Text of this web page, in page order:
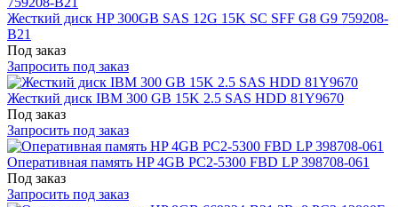
Жесткий диск HP 300GB SAS 12G 15K SC SFF G8 G9 759208-
B21
Под заказ
Запросить под заказ
Жесткий диск IBM 300 GB 15K 2.5 SAS HDD 81Y9670
Под заказ
Запросить под заказ
Оперативная память HP 4GB PC2-5300 FBD LP 398708-061
Под заказ
Запросить под заказ